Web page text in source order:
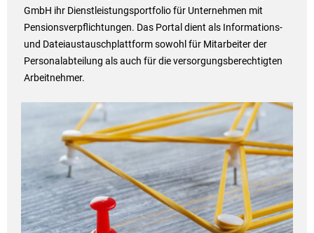
GmbH ihr Dienstleistungsportfolio für Unternehmen mit
Pensionsverpflichtungen. Das Portal dient als Informations-
und Dateiaustauschplattform sowohl für Mitarbeiter der
Personalabteilung als auch für die versorgungsberechtigten
Arbeitnehmer.